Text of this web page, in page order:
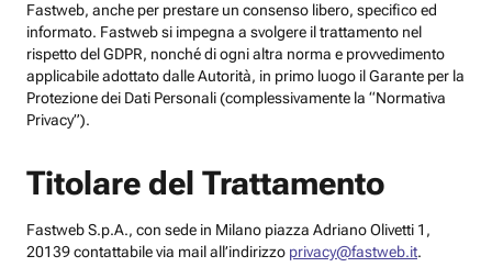
Fastweb, anche per prestare un consenso libero, specifico ed
informato. Fastweb si impegna a svolgere il trattamento nel
rispetto del GDPR, nonché di ogni altra norma e provvedimento
applicabile adottato dalle Autorità, in primo luogo il Garante per la
Protezione dei Dati Personali (complessivamente la “Normativa
Privacy”).
Titolare del Trattamento
Fastweb S.p.A., con sede in Milano piazza Adriano Olivetti 1,
20139 contattabile via mail all’indirizzo privacy@fastweb.it.